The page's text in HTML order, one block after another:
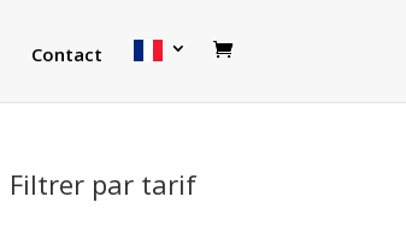
Contact
Filtrer par tarif